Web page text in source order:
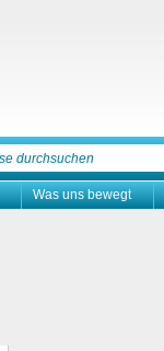
Was uns bewegt